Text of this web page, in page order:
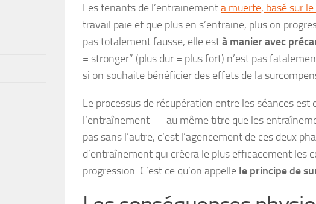
Les tenants de l’entrainementa muerte, basé sur
travail paie et que plus en s’entraine, plus on
pas totalement fausse, elle està manier avec
= stronger” (plus dur = plus fort) n’est pas
si on souhaite bénéficier des effets de la
Le processus de récupération entre les séances
l’entraînement — au même titre que les
pas sans l’autre, c’est l’agencement de ces deux
d’entraînement qui créera le plus efficacement les
progression. C’est ce qu’on appelle le principe de